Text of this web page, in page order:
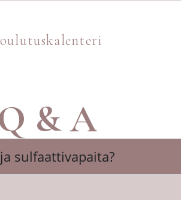
& A
sulfaattivapaita?